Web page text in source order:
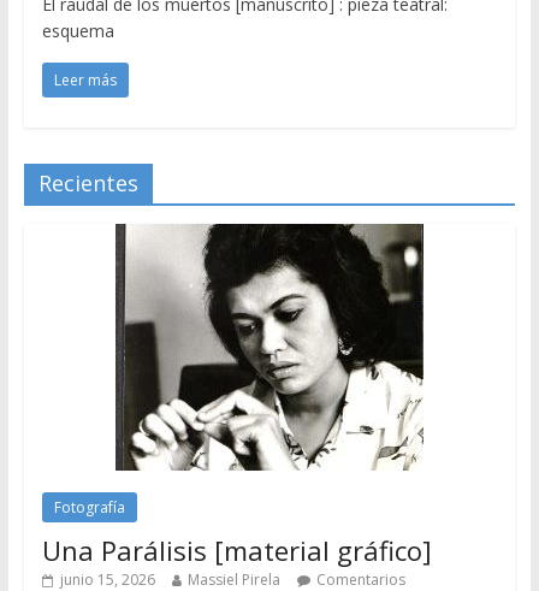
esquema
Leer más
Recientes
Fotografía
Una Parálisis [material gráfico]
junio 15, 2026 Massiel Pirela
Comentarios